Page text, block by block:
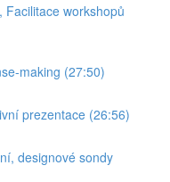
Facilitace workshopů
making (27:50)
prezentace (26:56)
designové sondy